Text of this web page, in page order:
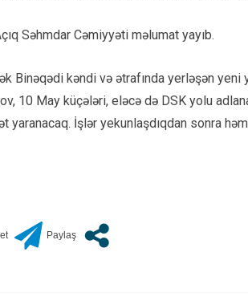
Səhmdar Cəmiyyəti məlumat yayıb.
Binəqədi kəndi və ətrafında yerləşən yeni
10 May küçələri, eləcə də DSK yolu
İşlər yekunlaşdıqdan sonra